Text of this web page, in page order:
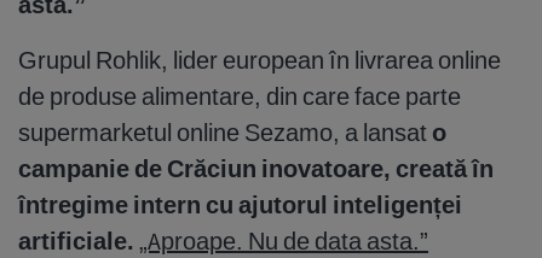
Grupul Rohlik, lider european în livrarea online
de produse alimentare, din care face parte
supermarketul online Sezamo, a lansat o
campanie de Crăciun inovatoare, creată în
întregime intern cu ajutorul inteligenței
artificiale. „Aproape. Nu de data asta.”